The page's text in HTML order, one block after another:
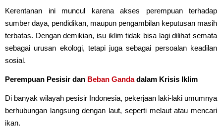
Kerentanan ini muncul karena akses perempuan terhadap
sumber daya, pendidikan, maupun pengambilan keputusan masih
terbatas. Dengan demikian, isu iklim tidak bisa lagi dilihat semata
sebagai urusan ekologi, tetapi juga sebagai persoalan keadilan
sosial.
Perempuan Pesisir dan Beban Gandadalam Krisis Iklim
Di banyak wilayah pesisir Indonesia, pekerjaan laki-laki umumnya
berhubungan langsung dengan laut, seperti melaut atau mencari
ikan.